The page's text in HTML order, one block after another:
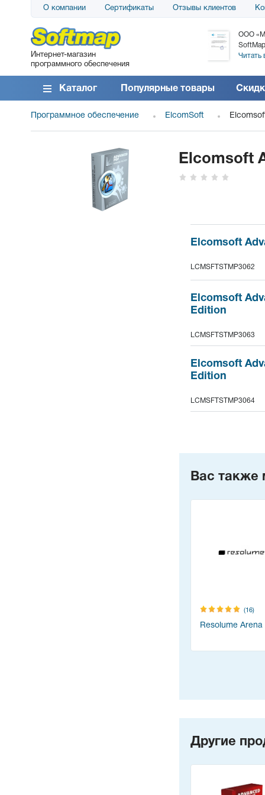
О компании Сертификаты Отзывы клиентов
Интернет-магазин
программного обеспечения
АО «АТС» благодарит компанию SoftMap за
поставку программного обеспечения SolarWinds
DameWare...
Читать все отзывы
ООО
Читать
Каталог Популярные товары
Программное обеспечение ElcomSoft
Elcomsoft
Elcomsoft
LCMSFTSTMP3062
Elcomsoft
Edition
LCMSFTSTMP3063
Elcomsoft
Edition
LCMSFTSTMP3064
Вас также
(16)
Resolume Arena
Другие